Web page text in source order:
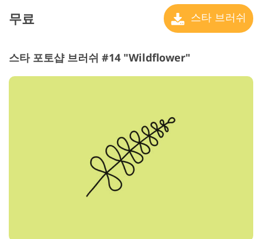
무료 스타 브러쉬
스타 포토샵 브러쉬 #14 "Wildflower"